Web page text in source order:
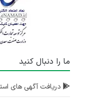
ما را دنبال کنید
دریافت آگهی های